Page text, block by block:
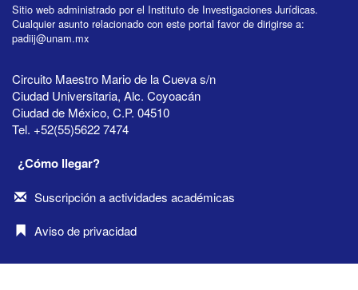
Sitio web administrado por el Instituto de Investigaciones Jurídicas.
Cualquier asunto relacionado con este portal favor de dirigirse a:
padiij@unam.mx
Circuito Maestro Mario de la Cueva s/n
Ciudad Universitaria, Alc. Coyoacán
Ciudad de México, C.P. 04510
Tel. +52(55)5622 7474
¿Cómo llegar?
Suscripción a actividades académicas
Aviso de privacidad